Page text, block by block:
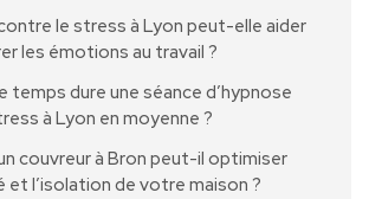
le stress à Lyon peut-elle aider
les émotions au travail ?
temps dure une séance d’hypnose
à Lyon en moyenne ?
couvreur à Bron peut-il optimiser
et l’isolation de votre maison ?